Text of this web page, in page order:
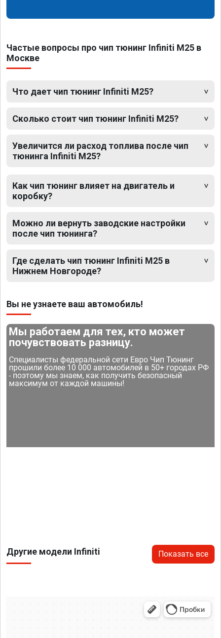
Частые вопросы про чип тюнинг Infiniti M25 в
Москве
Что дает чип тюнинг Infiniti M25?
Сколько стоит чип тюнинг Infiniti M25?
Увеличится ли расход топлива после чип
тюнинга Infiniti M25?
Как чип тюнинг влияет на двигатель и
коробку?
Можно ли вернуть заводские настройки
после чип тюнинга?
Где сделать чип тюнинг Infiniti M25 в
Нижнем Новгороде?
Вы не узнаете ваш автомобиль!
Мы работаем для тех, кто может
почувствовать разницу.
Специалисты федеральной сети Евро Чип Тюнинг
прошили более 10 000 автомобилей в 50+ городах РФ
- поэтому мы знаем, как получить безопасный
максимум от каждой машины!
Другие модели Infiniti Показать все